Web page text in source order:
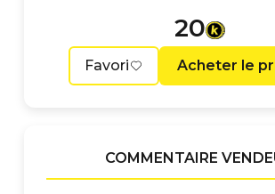
20
Favori Acheter le
COMMENTAIRE